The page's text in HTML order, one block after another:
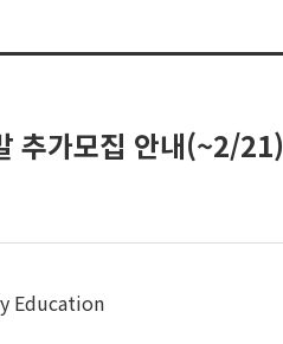
추가모집 안내(~2/21)
Education